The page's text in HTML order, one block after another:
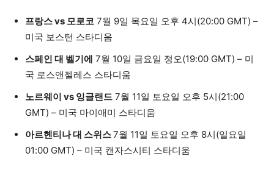
프랑스 vs 모로코 7월 9일 목요일 오후 4시(20:00 GMT) –
미국 보스턴 스타디움
스페인 대 벨기에 7월 10일 금요일 정오(19:00 GMT) – 미
국 로스앤젤레스 스타디움
노르웨이 vs 잉글랜드 7월 11일 토요일 오후 5시(21:00
GMT) – 미국 마이애미 스타디움
아르헨티나 대 스위스7월 11일 토요일 오후 8시(일요일
01:00 GMT) – 미국 캔자스시티 스타디움